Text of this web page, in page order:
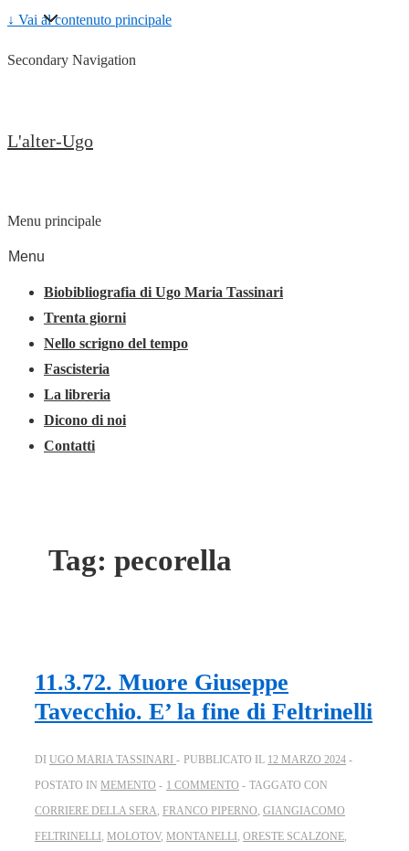
↓ Vai al contenuto principale
Secondary Navigation
L'alter-Ugo
Menu principale
Menu
Biobibliografia di Ugo Maria Tassinari
Trenta giorni
Nello scrigno del tempo
Fascisteria
La libreria
Dicono di noi
Contatti
Tag: pecorella
11.3.72. Muore Giuseppe
Tavecchio. E’ la fine di Feltrinelli
DI UGO MARIA TASSINARI PUBBLICATO IL 12 MARZO 2024
POSTATO IN MEMENTO 1 COMMENTO
TAGGATO CON
CORRIERE DELLA SERA, FRANCO PIPERNO, GIANGIACOMO
FELTRINELLI , MOLOTOV, MONTANELLI , ORESTE SCALZONE,